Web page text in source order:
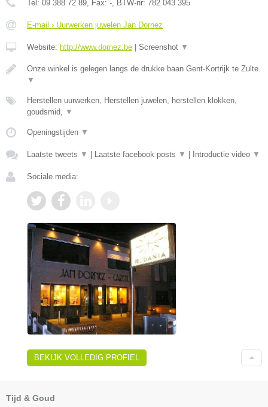
Tel: 09 388 72 89, Fax: -, BTW-nr: 782 043 395
E-mail › Uurwerken juwelen Jan Dornez
Website: http://www.dornez.be Screenshot ▼
Onze winkel is gelegen langs de drukke baan Gent-Kortrijk te Zulte.
▼
Herstellen uurwerken, Herstellen juwelen, herstellen klokken,
goudsmid, ▼
Openingstijden ▼
Laatste tweets ▼ Laatste facebook posts ▼ Introductie video ▼
Sociale media:
BEKIJK VOLLEDIG PROFIEL
Tijd & Goud